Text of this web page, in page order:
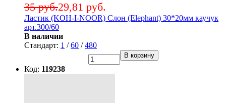
29,81 руб.
35 руб.
Ластик (KOH-I-NOOR) Слон (Elephant) 30*20мм каучук
арт.300/60
В наличии
Стандарт: 1 /60 /480
В корзину
Код: 119238